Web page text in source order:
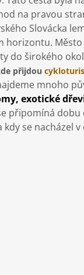
na pravou
Slovácka
horizontu.
do širokého
přijdou
mnoho
exotické
připomíná dobu
se nacházel